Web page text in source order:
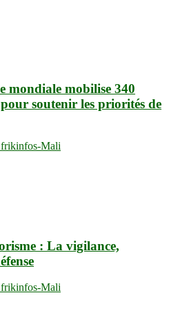
mondiale mobilise 340
soutenir les priorités de
Mali
: La vigilance,
Mali